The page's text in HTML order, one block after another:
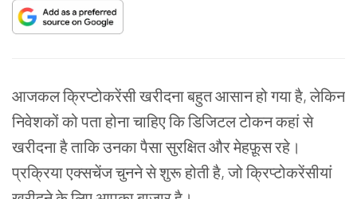
आजकलक्रिप्टोकरेंसीखरीदनाबहुतआसानहो गयाहै,लेकिन
निवेशकोंकोपताहोनाचाहिएकिडिजिटलटोकनकहांसे
खरीदनाहैताकिउनकापैसासुरक्षितऔरमेहफ़ूसरहे।
प्रक्रियाएक्सचेंजचुननेसेशुरूहोतीहै,जोक्रिप्टोकरेंसीयां